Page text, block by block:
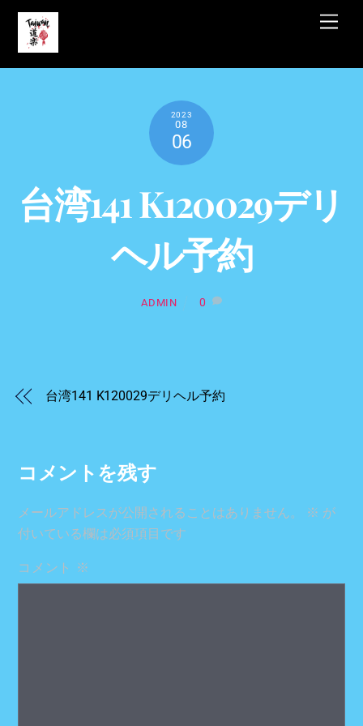
Skip
content
2023
08
06
台湾141 K120029デリ
ヘル予約
ADMIN 0
台湾141 K120029デリヘル予約
コメントを残す
メールアドレスが公開されることはありません。 ※ が
付いている欄は必須項目です
コメント ※